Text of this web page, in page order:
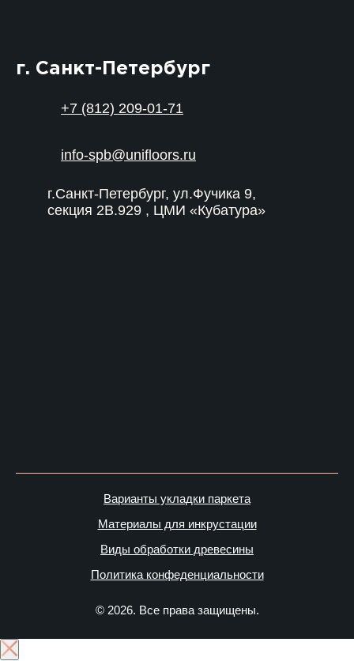
г. Санкт-Петербург
+7 (812) 209-01-71
info-spb@unifloors.ru
г.Санкт-Петербург, ул.Фучика 9,
секция 2В.929 , ЦМИ «Кубатура»
Варианты укладки паркета
Материалы для инкрустации
Виды обработки древесины
Политика конфеденциальности
© 2026. Все права защищены.